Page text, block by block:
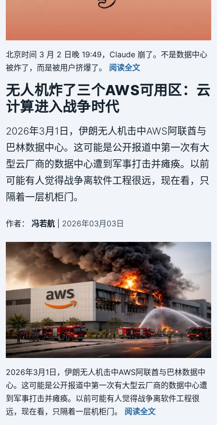
北京时间 3 月 2 日晚 19:49，Claude 崩了。不是数据中心
被炸了，而是被用户挤爆了。 阅读全文
无人机炸了三个AWS可用区：云
计算进入战争时代
2026年3月1日，伊朗无人机击中AWS阿联酋与
巴林数据中心。这可能是公开报道中第一次有大
型云厂商的数据中心遭到军事打击并瘫痪。以前
可能有人觉得战争离软件工程很远，现在看，只
隔着一层机柜门。
作者： 冯若航 2026年03月03日
2026年3月1日，伊朗无人机击中AWS阿联酋与巴林数据中
心。这可能是公开报道中第一次有大型云厂商的数据中心遭
到军事打击并瘫痪。以前可能有人觉得战争离软件工程很
远，现在看，只隔着一层机柜门。 阅读全文